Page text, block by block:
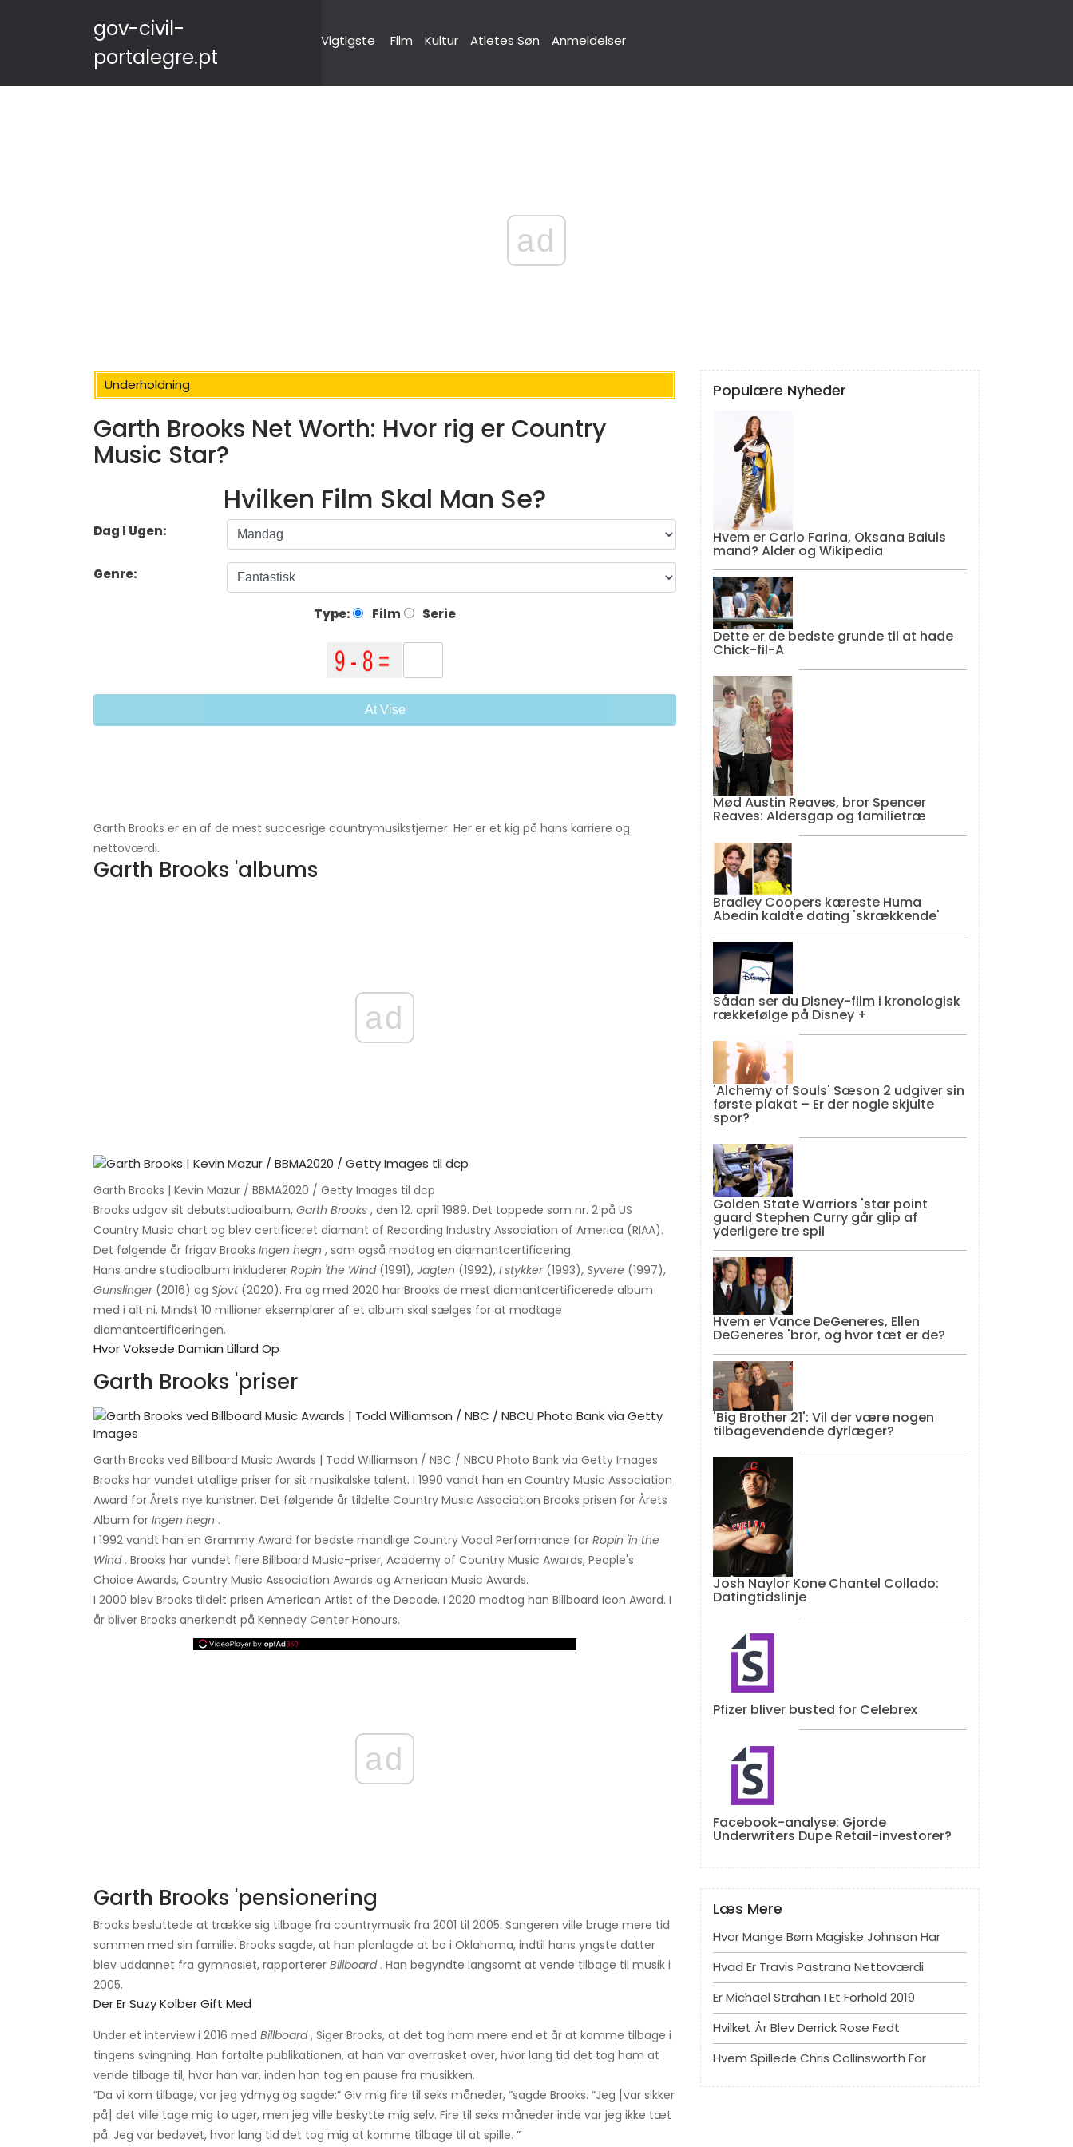
gov-civil-
portalegre.pt
Vigtigste Film Kultur Atletes Søn Anmeldelser
ad
Underholdning
Garth Brooks Net Worth: Hvor rig er Country
Music Star?
Hvilken Film Skal Man Se?
Dag I Ugen:
Genre:
Type: Film Serie
At Vise
Garth Brooks er en af ​​de mest succesrige countrymusikstjerner. Her er et kig på hans karriere og
nettoværdi.
Garth Brooks 'albums
ad
Garth Brooks | Kevin Mazur / BBMA2020 / Getty Images til dcp
Brooks udgav sit debutstudioalbum, Garth Brooks , den 12. april 1989. Det toppede som nr. 2 på US
Country Music chart og blev certificeret diamant af Recording Industry Association of America (RIAA).
Det følgende år frigav Brooks Ingen hegn , som også modtog en diamantcertificering.
Hans andre studioalbum inkluderer Ropin 'the Wind(1991), Jagten (1992), I stykker(1993), Syvere (1997),
Gunslinger(2016) og Sjovt(2020). Fra og med 2020 har Brooks de mest diamantcertificerede album
med i alt ni. Mindst 10 millioner eksemplarer af et album skal sælges for at modtage
diamantcertificeringen.
Hvor Voksede Damian Lillard Op
Garth Brooks 'priser
Garth Brooks ved Billboard Music Awards | Todd Williamson / NBC / NBCU Photo Bank via Getty Images
Brooks har vundet utallige priser for sit musikalske talent. I 1990 vandt han en Country Music Association
Award for Årets nye kunstner. Det følgende år tildelte Country Music Association Brooks prisen for Årets
Album for Ingen hegn .
I 1992 vandt han en Grammy Award for bedste mandlige Country Vocal Performance for Ropin 'in the
Wind. Brooks har vundet flere Billboard Music-priser, Academy of Country Music Awards, People's
Choice Awards, Country Music Association Awards og American Music Awards.
I 2000 blev Brooks tildelt prisen American Artist of the Decade. I 2020 modtog han Billboard Icon Award. I
år bliver Brooks anerkendt på Kennedy Center Honours.
ad
Garth Brooks 'pensionering
Brooks besluttede at trække sig tilbage fra countrymusik fra 2001 til 2005. Sangeren ville bruge mere tid
sammen med sin familie. Brooks sagde, at han planlagde at bo i Oklahoma, indtil hans yngste datter
blev uddannet fra gymnasiet, rapporterer Billboard . Han begyndte langsomt at vende tilbage til musik i
2005.
Der Er Suzy Kolber Gift Med
Under et interview i 2016 med Billboard, Siger Brooks, at det tog ham mere end et år at komme tilbage i
tingens svingning. Han fortalte publikationen, at han var overrasket over, hvor lang tid det tog ham at
vende tilbage til, hvor han var, inden han tog en pause fra musikken.
”Da vi kom tilbage, var jeg ydmyg og sagde:” Giv mig fire til seks måneder, ”sagde Brooks. ”Jeg [var sikker
på] det ville tage mig to uger, men jeg ville beskytte mig selv. Fire til seks måneder inde var jeg ikke tæt
på. Jeg var bedøvet, hvor lang tid det tog mig at komme tilbage til at spille. ”
Populære Nyheder
Hvem er Carlo Farina, Oksana Baiuls
mand? Alder og Wikipedia
Dette er de bedste grunde til at hade
Chick-fil-A
Mød Austin Reaves, bror Spencer
Reaves: Aldersgap og familietræ
Bradley Coopers kæreste Huma
Abedin kaldte dating 'skrækkende'
Sådan ser du Disney-film i kronologisk
rækkefølge på Disney +
'Alchemy of Souls' Sæson 2 udgiver sin
første plakat – Er der nogle skjulte
spor?
Golden State Warriors 'star point
guard Stephen Curry går glip af
yderligere tre spil
Hvem er Vance DeGeneres, Ellen
DeGeneres 'bror, og hvor tæt er de?
'Big Brother 21': Vil der være nogen
tilbagevendende dyrlæger?
Josh Naylor Kone Chantel Collado:
Datingtidslinje
Pfizer bliver busted for Celebrex
Facebook-analyse: Gjorde
Underwriters Dupe Retail-investorer?
Læs Mere
Hvor Mange Børn Magiske Johnson Har
Hvad Er Travis Pastrana Nettoværdi
Er Michael Strahan I Et Forhold 2019
Hvilket År Blev Derrick Rose Født
Hvem Spillede Chris Collinsworth For